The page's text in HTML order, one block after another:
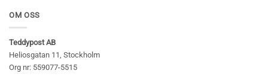
OM OSS
Teddypost AB
Heliosgatan 11, Stockholm
Org nr: 559077-5515